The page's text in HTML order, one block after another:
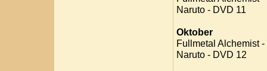
Naruto - DVD 11
Oktober
Fullmetal Alchemist
Naruto - DVD 12